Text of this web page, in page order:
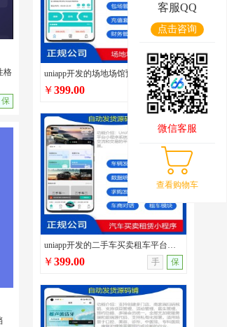
格
保
uniapp开发的场地场馆预定小程序源码/篮球兵乓球体育场馆场地预约预定系统/在线包场系统
￥399.00 手 保
uniapp开发的二手车买卖租车平台源码/车辆发布/圈子交流/在线询价/在线二手车交易系统
￥399.00 手 保
客服QQ
点击咨询
微信客服
查看购物车